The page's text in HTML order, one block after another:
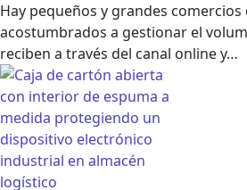
Hay pequeños y grandes comercios
acostumbrados a gestionar el
reciben a través del canal online y…